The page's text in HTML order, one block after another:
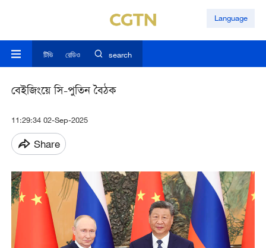
Language
টিভি রেডিও search
বেইজিংয়ে সি-পুতিন বৈঠক
11:29:34 02-Sep-2025
Share